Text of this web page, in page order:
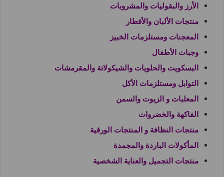
الأرز والبقوليات والمشروبات
منتجات الألبان والأفطار
المعجنات ومستلزمات الخبيز
وجبات الأطفال
البسكويت والحلويات والشيكولاتة والمقرمشات
التوابل ومستلزمات الأكل
المعلبات و الزيوت والسمن
الفاكهة والخضروات
منتجات النظافة و المنتجات الورقية
المأكولات الباردة والمجمدة
منتجات التجميل والعناية الشخصية